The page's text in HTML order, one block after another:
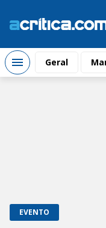
Geral
EVENTO